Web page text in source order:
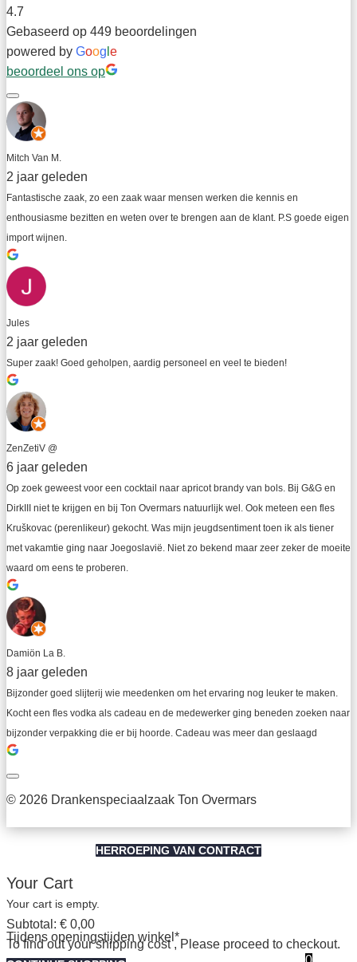
4.7
Gebaseerd op 449 beoordelingen
powered by Goog e
beoordeel ons op
Mitch Van M.
2 jaar geleden
Fantastische zaak, zo een zaak waar mensen werken die kennis en
enthousiasme bezitten en weten over te brengen aan de klant. P.S goede eigen
import wijnen.
Jules
2 jaar geleden
Super zaak! Goed geholpen, aardig personeel en veel te bieden!
ZenZetiV @
6 jaar geleden
Op zoek geweest voor een cocktail naar apricot brandy van bols. Bij G&G en
DirkIII niet te krijgen en bij Ton Overmars natuurlijk wel. Ook meteen een fles
Kruškovac (perenlikeur) gekocht. Was mijn jeugdsentiment toen ik als tiener
met vakamtie ging naar Joegoslavië. Niet zo bekend maar zeer zeker de moeite
waard om eens te proberen.
Damiön La B.
8 jaar geleden
Bijzonder goed slijterij wie meedenken om het ervaring nog leuker te maken.
Kocht een fles vodka als cadeau en de medewerker ging beneden zoeken naar
bijzonder verpakking die er bij hoorde. Cadeau was meer dan geslaagd
© 2026 Drankenspeciaalzaak Ton Overmars
HERROEPING VAN CONTRACT
Your Cart
Your cart is empty.
Subtotal: € 0,00
To find out your shipping cost , Please proceed to checkout.
Tijdens openingstijden winkel*